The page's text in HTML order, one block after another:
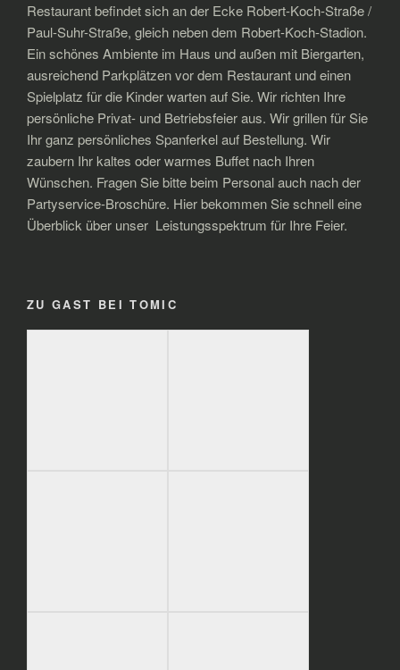
Restaurant befindet sich an der Ecke Robert-Koch-Straße /
Paul-Suhr-Straße, gleich neben dem Robert-Koch-Stadion.
Ein schönes Ambiente im Haus und außen mit Biergarten,
ausreichend Parkplätzen vor dem Restaurant und einen
Spielplatz für die Kinder warten auf Sie. Wir richten Ihre
persönliche Privat- und Betriebsfeier aus. Wir grillen für Sie
Ihr ganz persönliches Spanferkel auf Bestellung. Wir
zaubern Ihr kaltes oder warmes Buffet nach Ihren
Wünschen. Fragen Sie bitte beim Personal auch nach der
Partyservice-Broschüre. Hier bekommen Sie schnell eine
Überblick über unser Leistungsspektrum für Ihre Feier.
ZU GAST BEI TOMIC